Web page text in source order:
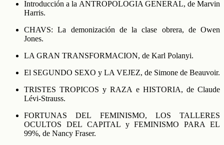
Introducción a la ANTROPOLOGIA GENERAL, de Marvin
Harris.
CHAVS: La demonización de la clase obrera, de Owen
Jones.
LA GRAN TRANSFORMACION, de Karl Polanyi.
El SEGUNDO SEXO y LA VEJEZ, de Simone de Beauvoir.
TRISTES TROPICOS y RAZA e HISTORIA, de Claude
Lévi-Strauss.
FORTUNAS DEL FEMINISMO, LOS TALLERES
OCULTOS DEL CAPITAL y FEMINISMO PARA EL
99%, de Nancy Fraser.